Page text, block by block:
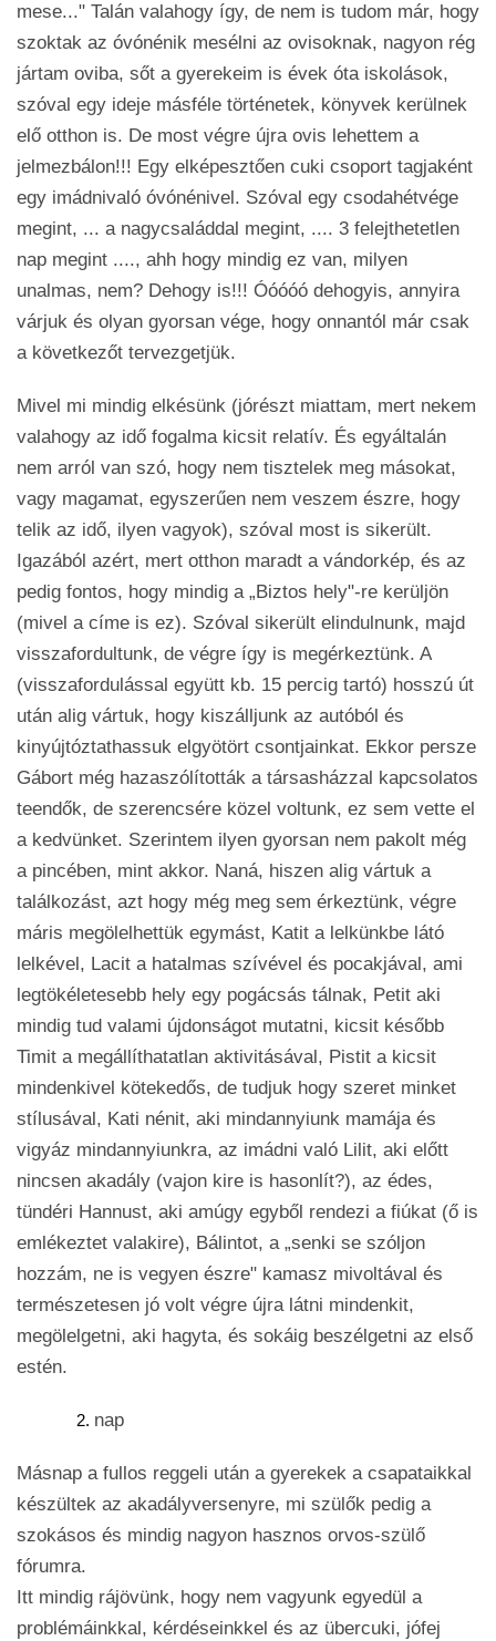
mese..." Talán valahogy így, de nem is tudom már, hogy
szoktak az óvónénik mesélni az ovisoknak, nagyon rég
jártam oviba, sőt a gyerekeim is évek óta iskolások,
szóval egy ideje másféle történetek, könyvek kerülnek
elő otthon is. De most végre újra ovis lehettem a
jelmezbálon!!! Egy elképesztően cuki csoport tagjaként
egy imádnivaló óvónénivel. Szóval egy csodahétvége
megint, ... a nagycsaláddal megint, .... 3 felejthetetlen
nap megint ...., ahh hogy mindig ez van, milyen
unalmas, nem? Dehogy is!!! Óóóóó dehogyis, annyira
várjuk és olyan gyorsan vége, hogy onnantól már csak
a következőt tervezgetjük.
Mivel mi mindig elkésünk (jórészt miattam, mert nekem
valahogy az idő fogalma kicsit relatív. És egyáltalán
nem arról van szó, hogy nem tisztelek meg másokat,
vagy magamat, egyszerűen nem veszem észre, hogy
telik az idő, ilyen vagyok), szóval most is sikerült.
Igazából azért, mert otthon maradt a vándorkép, és az
pedig fontos, hogy mindig a „Biztos hely"-re kerüljön
(mivel a címe is ez). Szóval sikerült elindulnunk, majd
visszafordultunk, de végre így is megérkeztünk. A
(visszafordulással együtt kb. 15 percig tartó) hosszú út
után alig vártuk, hogy kiszálljunk az autóból és
kinyújtóztathassuk elgyötört csontjainkat. Ekkor persze
Gábort még hazaszólították a társasházzal kapcsolatos
teendők, de szerencsére közel voltunk, ez sem vette el
a kedvünket. Szerintem ilyen gyorsan nem pakolt még
a pincében, mint akkor. Naná, hiszen alig vártuk a
találkozást, azt hogy még meg sem érkeztünk, végre
máris megölelhettük egymást, Katit a lelkünkbe látó
lelkével, Lacit a hatalmas szívével és pocakjával, ami
legtökéletesebb hely egy pogácsás tálnak, Petit aki
mindig tud valami újdonságot mutatni, kicsit később
Timit a megállíthatatlan aktivitásával, Pistit a kicsit
mindenkivel kötekedős, de tudjuk hogy szeret minket
stílusával, Kati nénit, aki mindannyiunk mamája és
vigyáz mindannyiunkra, az imádni való Lilit, aki előtt
nincsen akadály (vajon kire is hasonlít?), az édes,
tündéri Hannust, aki amúgy egyből rendezi a fiúkat (ő is
emlékeztet valakire), Bálintot, a „senki se szóljon
hozzám, ne is vegyen észre" kamasz mivoltával és
természetesen jó volt végre újra látni mindenkit,
megölelgetni, aki hagyta, és sokáig beszélgetni az első
estén.
nap
Másnap a fullos reggeli után a gyerekek a csapataikkal
készültek az akadályversenyre, mi szülők pedig a
szokásos és mindig nagyon hasznos orvos-szülő
fórumra.
Itt mindig rájövünk, hogy nem vagyunk egyedül a
problémáinkkal, kérdéseinkkel és az übercuki, jófej